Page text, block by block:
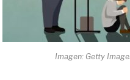
Imagen: Getty